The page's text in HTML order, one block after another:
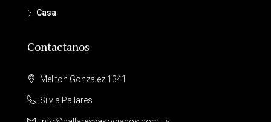
Casa
Contactanos
Meliton Gonzalez 1341
Silvia Pallares